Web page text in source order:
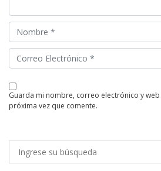
guarda mi nombre, correo electrónico y web en este navegador para la
próxima vez que comente.